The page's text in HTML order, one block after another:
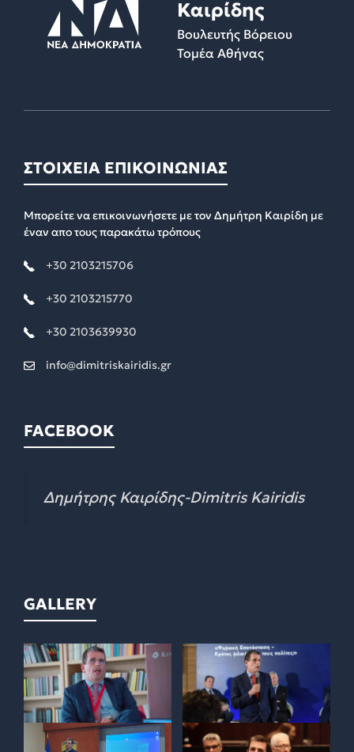
Καιρίδης
Βουλευτής Βόρειου
Τομέα Αθήνας
ΣΤΟΙΧΕΙΑ ΕΠΙΚΟΙΝΩΝΙΑΣ
Μπορείτε να επικοινωνήσετε με τον Δημήτρη Καιρίδη με
έναν απο τους παρακάτω τρόπους
+30 2103215706
+30 2103215770
+30 2103639930
info@dimitriskairidis.gr
FACEBOOK
Δημήτρης Καιρίδης-Dimitris Kairidis
GALLERY